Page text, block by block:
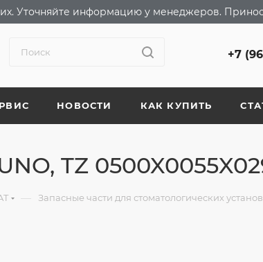
Уточняйте информацию у менеджеров.
+7
НОВОСТИ КАК КУПИТЬ
TZ
— Запасные части для стоматологических